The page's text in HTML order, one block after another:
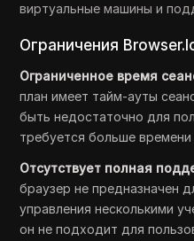
виртуальные машины и
Ограничения
Ограниченное время
план имеет тайм-ауты
быть недостаточно для
требуется больше
Отсутствует полная
браузер не предназначен
управления несколькими
он не подходит для